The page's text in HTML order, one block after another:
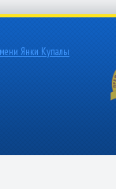
Янки Купалы